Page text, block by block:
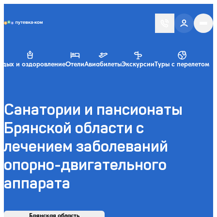
и оздоровлениеОтелиАвиабилетыЭкскурсииТуры с перелетом
Санатории и пансионаты
Брянской области с
лечением заболеваний
опорно-двигательного
аппарата
Брянская область
Регион, курорт или название
Профиль лечения:
Отдыхающие:
Дата заезда:
Кол-во ночей:
Найти